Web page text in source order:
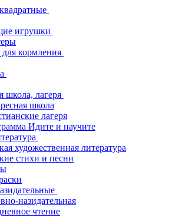
игрушки
кормления
школа, лагеря
школа
лагеря
Идите и научите
художественная литература
стихи и песни
назидательная
чтение